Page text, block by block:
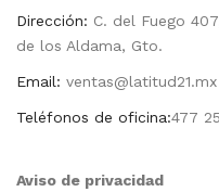
Dirección: C. del Fuego
de los Aldama, Gto.
Email: ventas@latitud21.mx
Teléfonos de oficina:477
Aviso de privacidad